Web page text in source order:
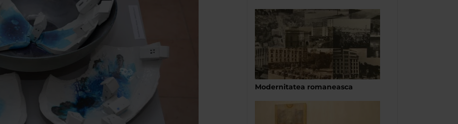
Modernitatea romaneasca